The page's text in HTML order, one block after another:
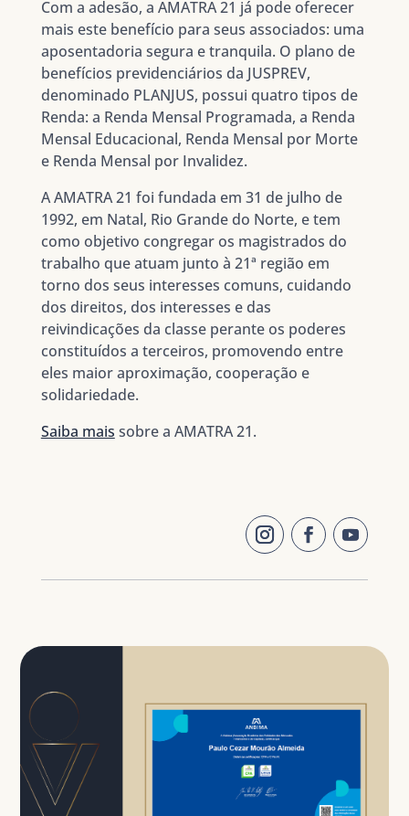
Com a adesão, a AMATRA 21 já pode oferecer
mais este benefício para seus associados: uma
aposentadoria segura e tranquila. O plano de
benefícios previdenciários da JUSPREV,
denominado PLANJUS, possui quatro tipos de
Renda: a Renda Mensal Programada, a Renda
Mensal Educacional, Renda Mensal por Morte
e Renda Mensal por Invalidez.
A AMATRA 21 foi fundada em 31 de julho de
1992, em Natal, Rio Grande do Norte, e tem
como objetivo congregar os magistrados do
trabalho que atuam junto à 21ª região em
torno dos seus interesses comuns, cuidando
dos direitos, dos interesses e das
reivindicações da classe perante os poderes
constituídos a terceiros, promovendo entre
eles maior aproximação, cooperação e
solidariedade.
Saiba mais sobre a AMATRA 21.